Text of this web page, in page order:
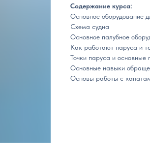
Содержание курса:
Основное оборудование
Схема судна
Основное палубное
Как работают паруса и
Точки паруса и основные
Основные навыки
Основы работы с